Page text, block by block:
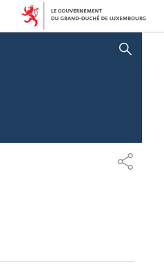
AFFICHER / MASQUER LA RECHERCHE
P
A